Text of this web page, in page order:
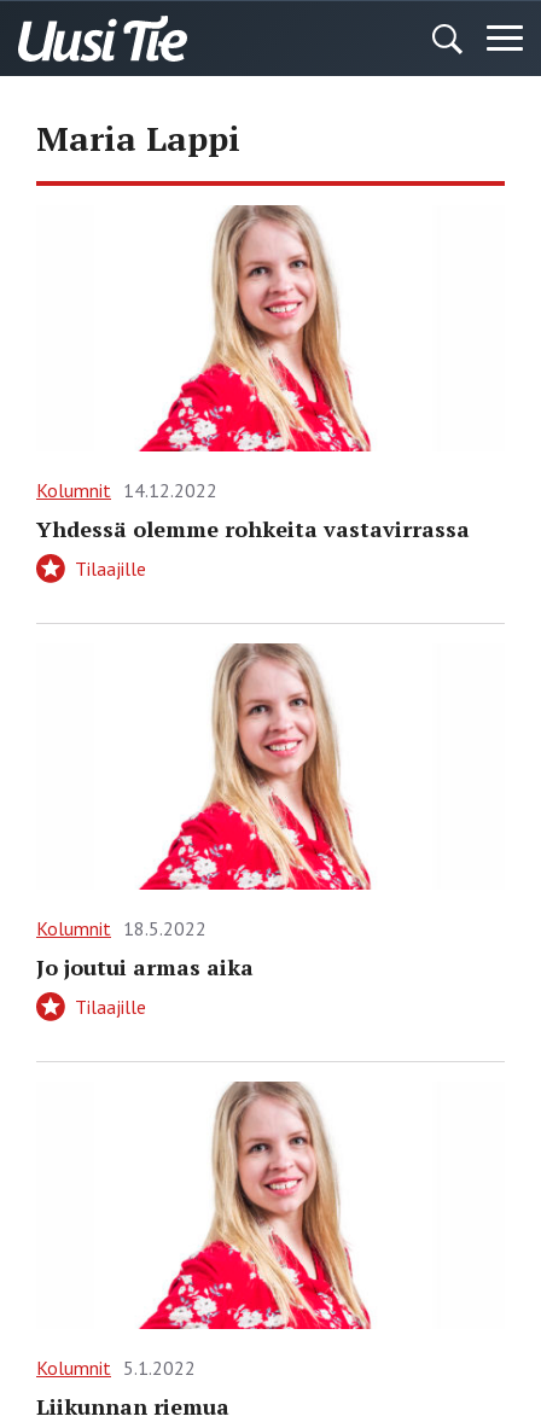
Maria Lappi
Kolumnit 14.12.2022
Yhdessä olemme rohkeita vastavirrassa
Tilaajille
Kolumnit 18.5.2022
Jo joutui armas aika
Tilaajille
Kolumnit 5.1.2022
Liikunnan riemua